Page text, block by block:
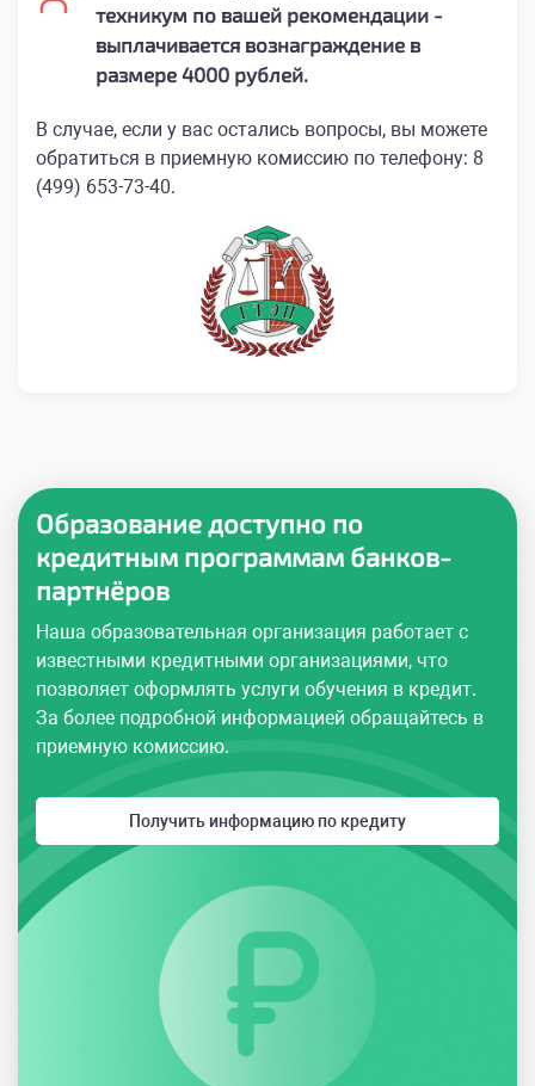
техникум по вашей рекомендации -
выплачивается вознаграждение в
размере 4000 рублей.
В случае, если у вас остались вопросы, вы можете
обратиться в приемную комиссию по телефону: 8
(499) 653-73-40.
Образование доступно по
кредитным программам банков-
партнёров
Наша образовательная организация работает с
известными кредитными организациями, что
позволяет оформлять услуги обучения в кредит.
За более подробной информацией обращайтесь в
приемную комиссию.
Получить информацию по кредиту